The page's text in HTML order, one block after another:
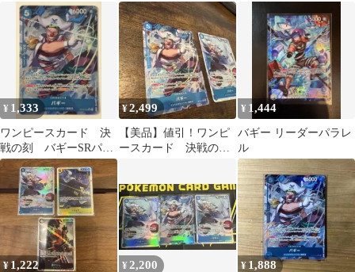
ル インペルダウンの
囚人 パラレル
ル SR
人×9 10枚セット＋デッ
キパーツ23枚
¥ 1,333
ワンピースカード 決
戦の刻 バギーSRパラ
レル
¥2,499
【美品】値引！ワンピ
ースカード 決戦の
¥ 1,444
バギー リーダーパラレ
ル
¥ 1,222 ¥ 2,200 ¥ 1,888